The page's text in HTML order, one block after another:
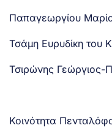
Παπαγεωργίου
Τσάμη Ευρυδίκη του
Τσιρώνης Γεώργιος-
Κοινότητα